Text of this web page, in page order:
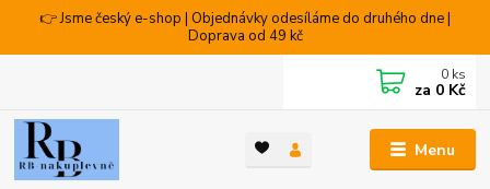
👉 Jsme český e-shop | Objednávky odesíláme do druhého dne |
Doprava od 49 kč
Menu
0 ks
za 0 Kč